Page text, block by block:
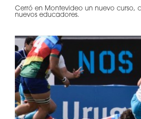
Cerró en Montevideo un nuevo curso,
nuevos educadores.